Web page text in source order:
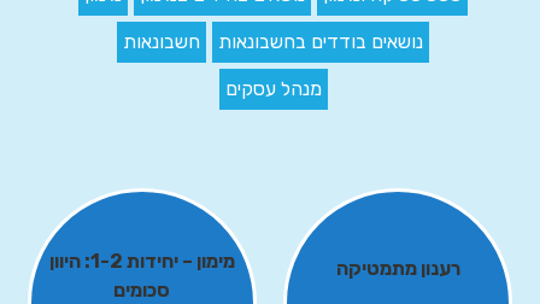
נושאים בודדים בחשבונאות חשבונאות
מנהל עסקים
רענון מתמטיקה
מימון – יחידות 1-2: היוון
סכומים